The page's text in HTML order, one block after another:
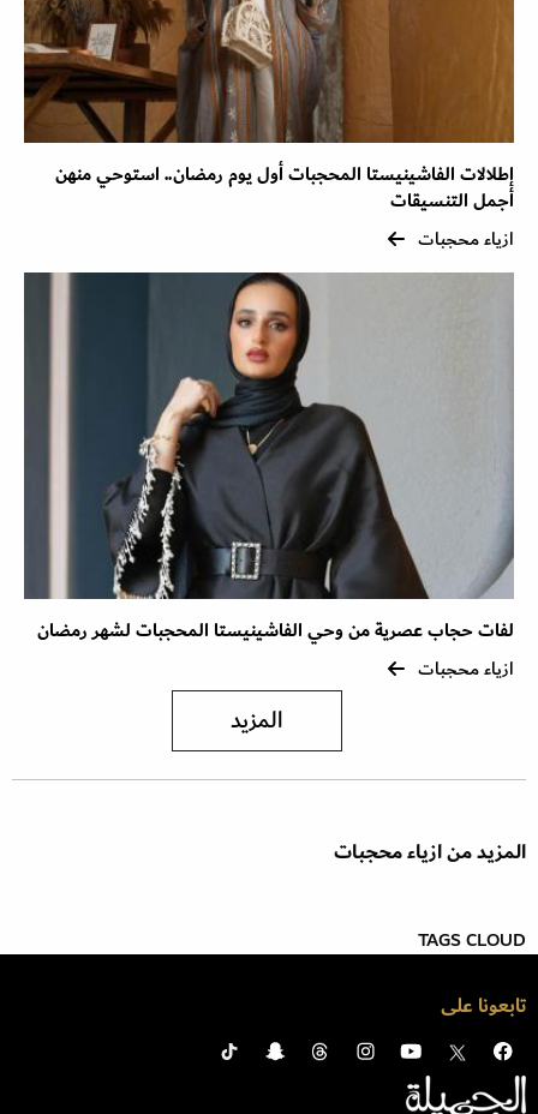
إطلالات الفاشينيستا المحجبات أول يوم رمضان.. استوحي منهن
أجمل التنسيقات
ازياء محجبات
لفات حجاب عصرية من وحي الفاشينيستا المحجبات لشهر رمضان
ازياء محجبات
المزيد
المزيد من ازياء محجبات
TAGS CLOUD
تابعونا على